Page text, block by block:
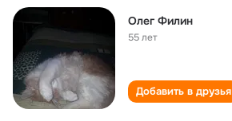
Олег Филин
55 лет
Добавить в друзья